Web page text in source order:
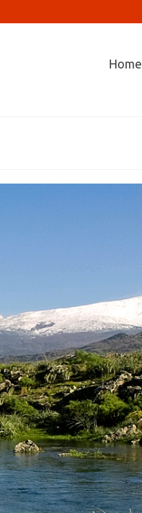
Home